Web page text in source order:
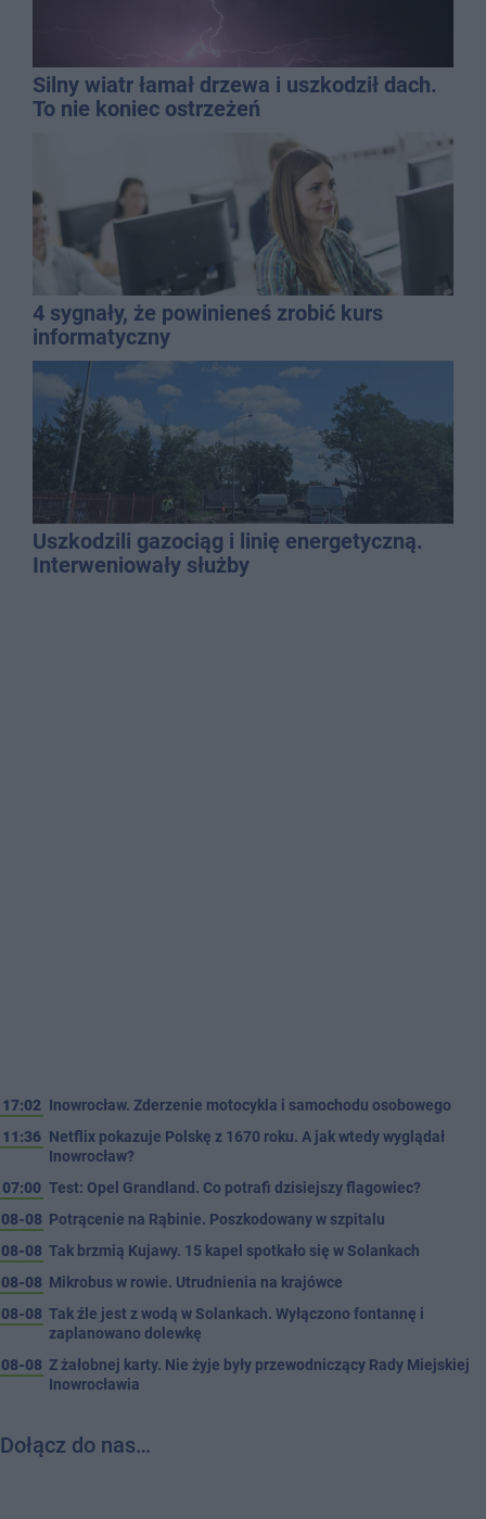
Silny wiatr łamał drzewa i uszkodził dach.
To nie koniec ostrzeżeń
4 sygnały, że powinieneś zrobić kurs
informatyczny
Uszkodzili gazociąg i linię energetyczną.
Interweniowały służby
17:02 Inowrocław. Zderzenie motocykla i samochodu osobowego
11:36 Netflix pokazuje Polskę z 1670 roku. A jak wtedy wyglądał
Inowrocław?
07:00 Test: Opel Grandland. Co potrafi dzisiejszy flagowiec?
08-08 Potrącenie na Rąbinie. Poszkodowany w szpitalu
08-08 Tak brzmią Kujawy. 15 kapel spotkało się w Solankach
08-08 Mikrobus w rowie. Utrudnienia na krajówce
08-08 Tak źle jest z wodą w Solankach. Wyłączono fontannę i
zaplanowano dolewkę
08-08 Z żałobnej karty. Nie żyje były przewodniczący Rady Miejskiej
Inowrocławia
Dołącz do nas…